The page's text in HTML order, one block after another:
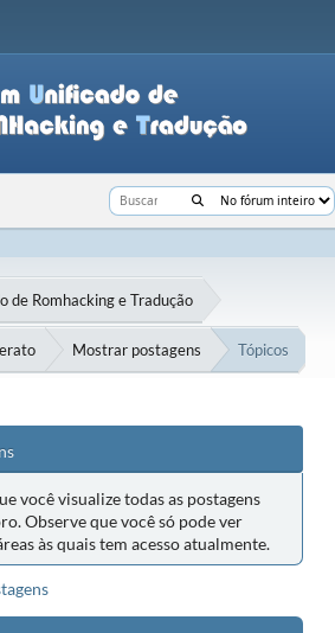
de Romhacking e Tradução
Mostrar postagens Tópicos
você visualize todas as postagens
Observe que você só pode ver
às quais tem acesso atualmente.